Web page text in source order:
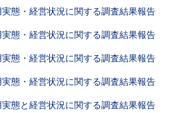
態・経営状況に関する調査結果報告
態・経営状況に関する調査結果報告
態・経営状況に関する調査結果報告
態・経営状況に関する調査結果報告
態と経営状況に関する調査結果報告